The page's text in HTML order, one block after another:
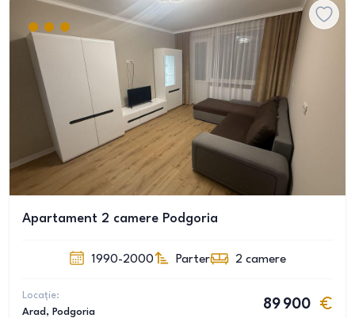
Apartament 2 camere Podgoria
1990-2000 Parter 2 camere
Locație:
Arad , Podgoria
89 900